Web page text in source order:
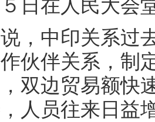
日在人民大会
中印关系过去
伙伴关系，制
双边贸易额快
人员往来日益